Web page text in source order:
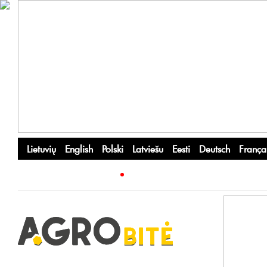
Lietuvių English Polski Latviešu Eesti Deutsch